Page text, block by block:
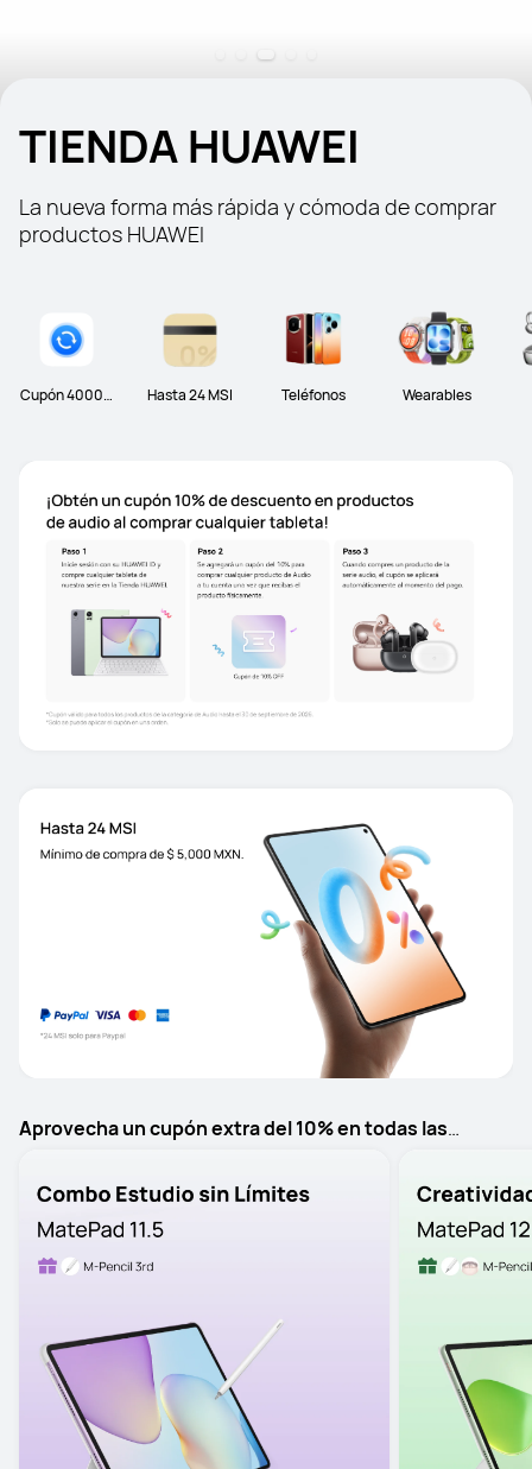
TIENDA HUAWEI
La nueva forma más rápida y cómoda de comprar
productos HUAWEI
Cupón 4000 p
Hasta 24 MSI Teléfonos Wearables
Aprovecha un cupón extra del 10% en todas las